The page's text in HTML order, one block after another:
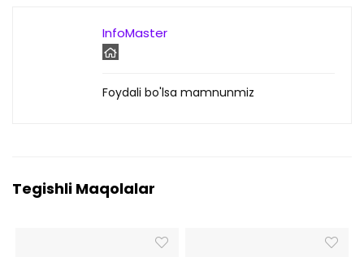
InfoMaster
Foydali bo'lsa mamnunmiz
Tegishli Maqolalar